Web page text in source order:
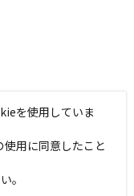
を使用していま
用に同意したこと
。